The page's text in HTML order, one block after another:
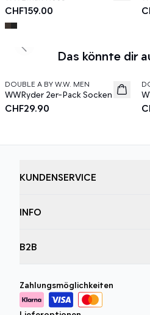
CHF159.00
Das könnte dir
News
DOUBLE A BY W.W. MEN
WWRyder 2er-Pack Socken
CHF29.90
Previous slide
KUNDENSERVICE
INFO
B2B
Zahlungsmöglichkeiten